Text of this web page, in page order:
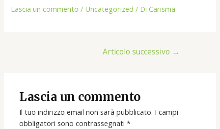
Lascia un commento / Uncategorized / DiCarisma
Articolo successivo →
Lascia un commento
Il tuo indirizzo email non sarà pubblicato. I campi
obbligatori sono contrassegnati*